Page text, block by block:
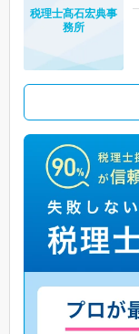
税理士髙石宏典事
務所